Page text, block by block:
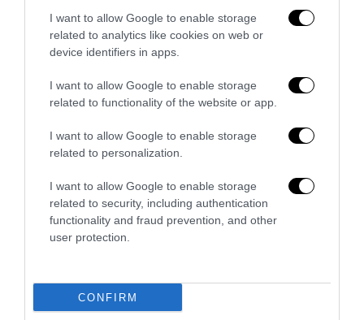
I want to allow Google to enable storage
related to analytics like cookies on web or
device identifiers in apps.
I want to allow Google to enable storage
related to functionality of the website or app.
I want to allow Google to enable storage
related to personalization.
I want to allow Google to enable storage
related to security, including authentication
functionality and fraud prevention, and other
user protection.
CONFIRM
9 Luglio 2026